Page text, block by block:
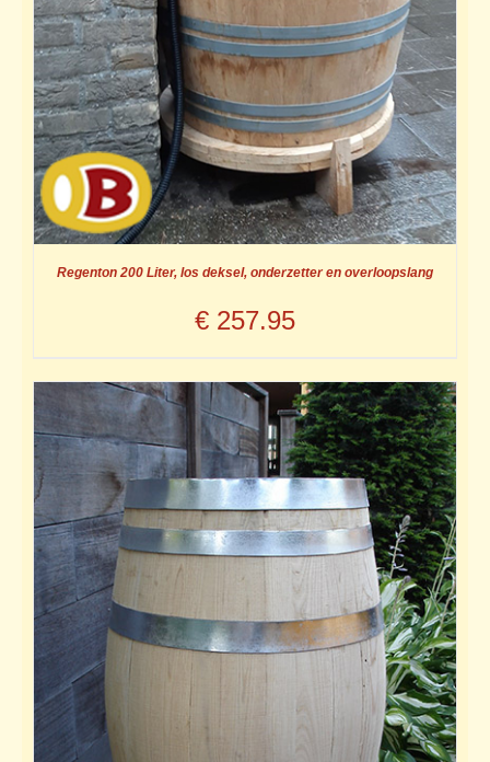
Regenton 200 Liter, los deksel, onderzetter en overloopslang
€ 257.95